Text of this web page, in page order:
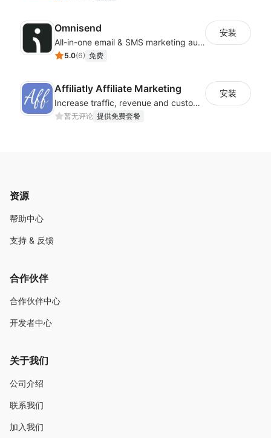
Omnisend
All-in-one email & SMS marketing automation tool
5.0(6) 免费
安装
Affiliatly Affiliate Marketing
Increase traffic, revenue and customer retention with an affiliate program
暂无评论 提供免费套餐
安装
资源
帮助中心
支持 & 反馈
合作伙伴
合作伙伴中心
开发者中心
关于我们
公司介绍
联系我们
加入我们